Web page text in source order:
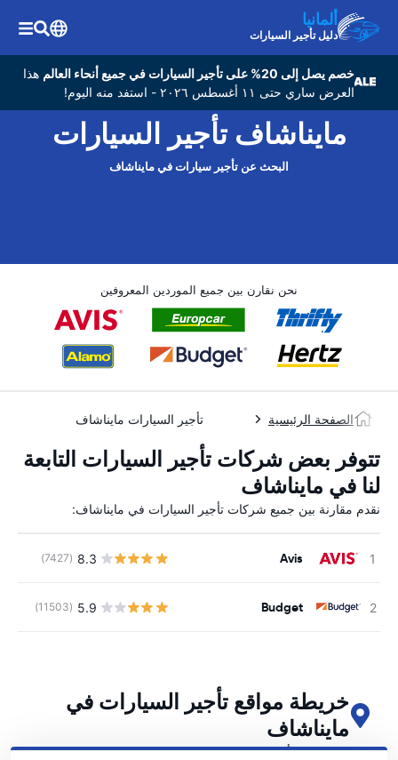
ألمانيا
دليل تأجير السيارات
خصم يصل إلى 20% على تأجير السيارات في جميع أنحاء العالم
هذا
العرض ساري حتى ١١ أغسطس ٢٠٢٦ - استفد منه اليوم!
مایناشاف تأجير السيارات
البحث عن تأجير سيارات في مایناشاف
نحن نقارن بين جميع الموردين المعروفين
الصفحة الرئيسية تأجير السيارات مايناشاف
تتوفر بعض شركات تأجير السيارات التابعة
لنا في مایناشاف
نقدم مقارنة بين جميع شركات تأجير السيارات في مایناشاف:
Avis
8.3
(7427)
Budget
5.9
(11503)
خريطة مواقع تأجير السيارات في
مایناشاف
اطلع على مواقع تأجير السيارات الرئيسية لدينا في مایناشاف